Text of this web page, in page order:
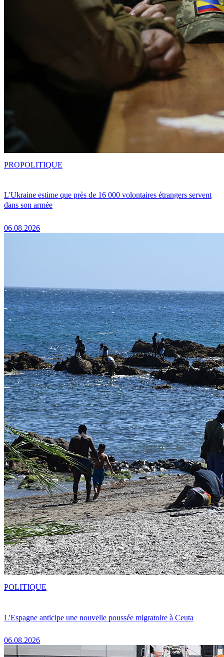
L'Ukraine estime que près de 16 000 volontaires étrangers servent
dans son armée
06.08.2026
PROPOLITIQUE
L'Espagne anticipe une nouvelle poussée migratoire à Ceuta
06.08.2026
POLITIQUE